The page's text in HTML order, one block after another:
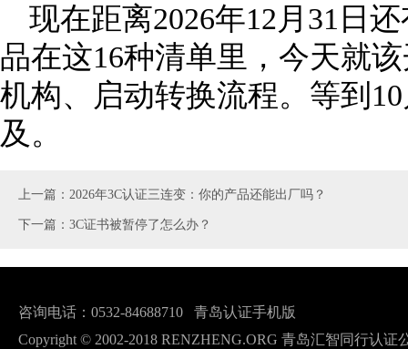
现在距离2026年12月31日
品在这16种清单里，今天就
机构、启动转换流程。等到
及。
上一篇：2026年3C认证三连变：你的产品还能出厂吗？
下一篇：3C证书被暂停了怎么办？
咨询电话：0532-84688710 青岛认证手机版
Copyright © 2002-2018 RENZHENG.ORG 青岛汇智同行认